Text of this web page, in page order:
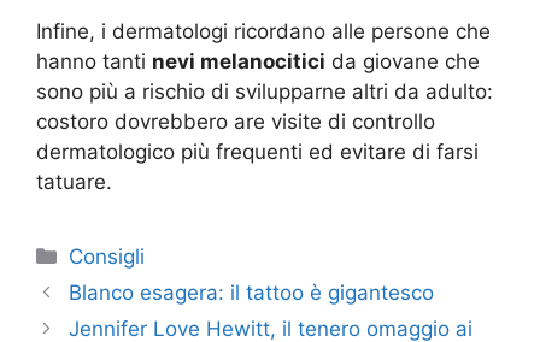
Infine, i dermatologi ricordano alle persone che
hanno tanti nevi melanocitici da giovane che
sono più a rischio di svilupparne altri da adulto:
costoro dovrebbero are visite di controllo
dermatologico più frequenti ed evitare di farsi
tatuare.
Categorie
Consigli
Blanco esagera: il tattoo è gigantesco
Jennifer Love Hewitt, il tenero omaggio ai